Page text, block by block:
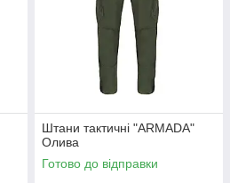
Штани тактичні "ARMADA"
Олива
Готово до відправки